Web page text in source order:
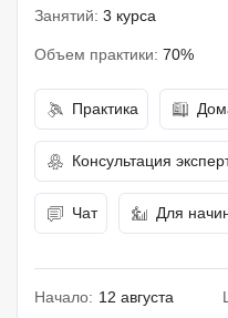
Занятий: 3 курса
Объем практики: 70%
Практика
Консультация
Чат Для
Начало: 12 августа